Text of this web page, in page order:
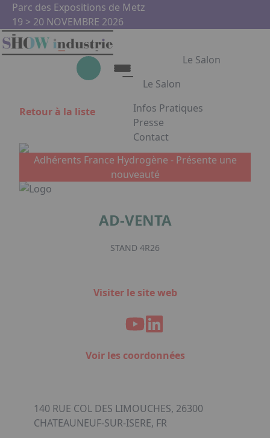
Aller au contenu principal
Parc des Expositions de Metz
19 > 20 NOVEMBRE 2026
Le Salon
Le Salon
Le Salon
Show Industrie
Partenaires
Show Industrie en images
Infos Pratiques
Presse
Contact
Appuyez sur Entrée pour
Retour à la liste
Adhérents France Hydrogène - Présente une
nouveauté
AD-VENTA
STAND 4R26
Visiter le site web
Voir les coordonnées
140 RUE COL DES LIMOUCHES, 26300
CHATEAUNEUF-SUR-ISERE, FR
Panneau de gestion des cookies